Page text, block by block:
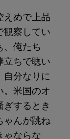
えめで上品
観察してい
、俺たち
立ちで聴い
分なりに
米国のオ
するとき
ゃんが跳ね
ゃならな